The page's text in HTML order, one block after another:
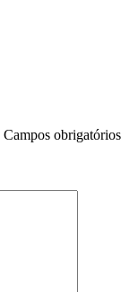
Campos obrigatórios